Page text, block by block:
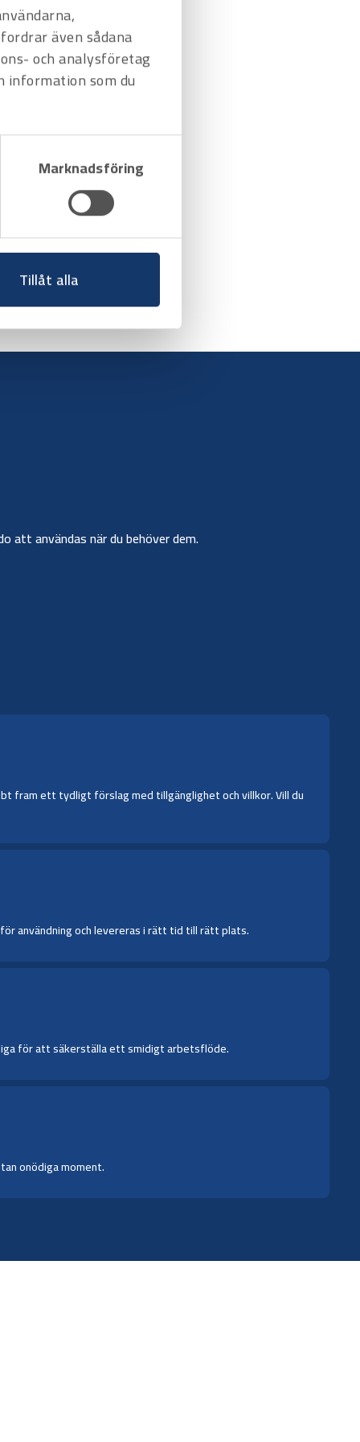
även sådana
och analysföretag
information som du
Marknadsföring
Tillåt alla
att användas när du behöver dem.
fram ett tydligt förslag med tillgänglighet och villkor. Vill du
användning och levereras i rätt tid till rätt plats.
för att säkerställa ett smidigt arbetsflöde.
onödiga moment.